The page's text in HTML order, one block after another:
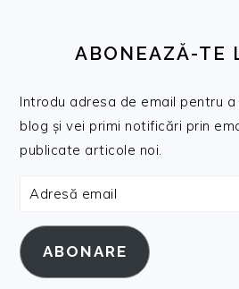
ABONEAZĂ-TE
Introdu adresa de email pentru
blog și vei primi notificări prin
publicate articole noi.
Adresă
ABONARE